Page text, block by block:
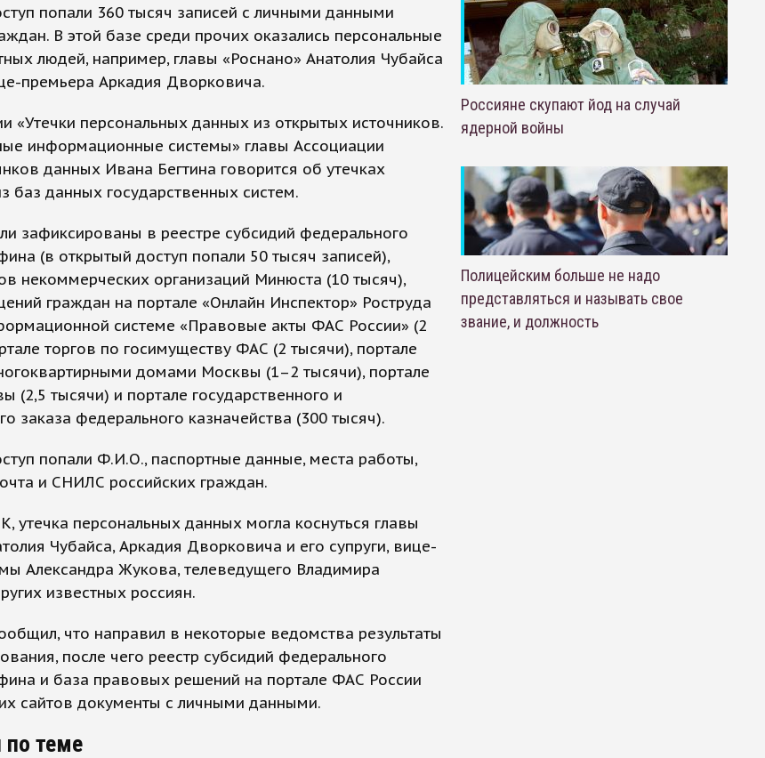
попали 360 тысяч записей с личными данными
В этой базе среди прочих оказались персональные
людей, например, главы «Роснано» Анатолия Чубайса
премьера Аркадия Дворковича.
«Утечки персональных данных из открытых источников.
информационные системы» главы Ассоциации
данных Ивана Бегтина говорится об утечках
баз данных государственных систем.
зафиксированы в реестре субсидий федерального
(в открытый доступ попали 50 тысяч записей),
некоммерческих организаций Минюста (10 тысяч),
граждан на портале «Онлайн Инспектор» Роструда
системе «Правовые акты ФАС России» (2
торгов по госимуществу ФАС (2 тысячи), портале
домами Москвы (1–2 тысячи), портале
(2,5 тысячи) и портале государственного и
заказа федерального казначейства (300 тысяч).
попали Ф.И.О., паспортные данные, места работы,
и СНИЛС российских граждан.
утечка персональных данных могла коснуться главы
Чубайса, Аркадия Дворковича и его супруги, вице-
Александра Жукова, телеведущего Владимира
известных россиян.
что направил в некоторые ведомства результаты
после чего реестр субсидий федерального
и база правовых решений на портале ФАС России
сайтов документы с личными данными.
теме
Россияне скупают йод на случай
ядерной войны
Полицейским больше не надо
представляться и называть свое
звание, и должность